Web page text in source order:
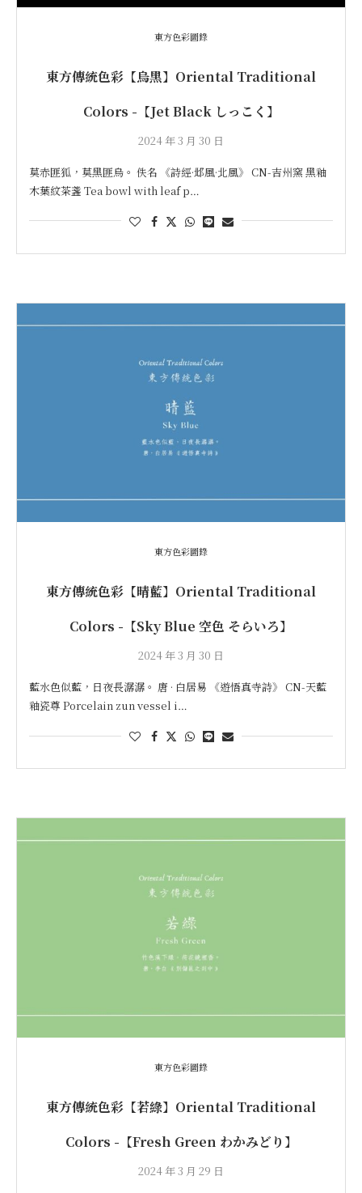
東方色彩圖錄
東方傳統色彩【烏黑】Oriental Traditional
Colors -【Jet Black しっこく】
2024 年 3 月 30 日
莫赤匪狐，莫黑匪烏。 佚名 《詩經·邶風·北風》 CN-吉州窯 黑釉
木葉紋茶盞 Tea bowl with leaf p…
東方色彩圖錄
東方傳統色彩【晴藍】Oriental Traditional
Colors -【Sky Blue 空色 そらいろ】
2024 年 3 月 30 日
藍水色似藍，日夜長潺潺。 唐 · 白居易 《遊悟真寺詩》 CN-天藍
釉瓷尊 Porcelain zun vessel i…
東方色彩圖錄
東方傳統色彩【若綠】Oriental Traditional
Colors -【Fresh Green わかみどり】
2024 年 3 月 29 日